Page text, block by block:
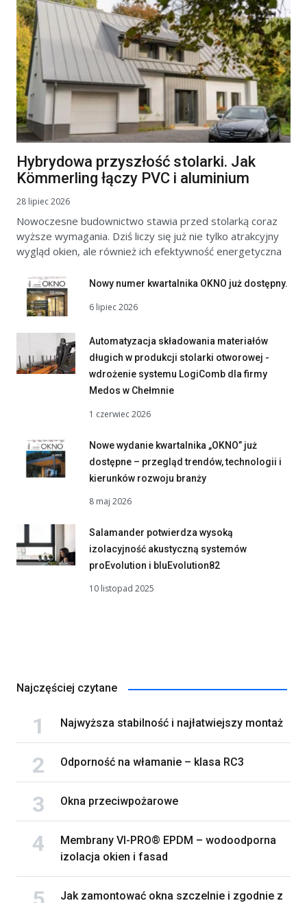
Hybrydowa przyszłość stolarki. Jak
Kömmerling łączy PVC i aluminium
28 lipiec 2026
Nowoczesne budownictwo stawia przed stolarką coraz
wyższe wymagania. Dziś liczy się już nie tylko atrakcyjny
wygląd okien, ale również ich efektywność energetyczna
Nowy numer kwartalnika OKNO już dostępny.
6 lipiec 2026
Automatyzacja składowania materiałów
długich w produkcji stolarki otworowej -
wdrożenie systemu LogiComb dla firmy
Medos w Chełmnie
1 czerwiec 2026
Nowe wydanie kwartalnika „OKNO” już
dostępne – przegląd trendów, technologii i
kierunków rozwoju branży
8 maj 2026
Salamander potwierdza wysoką
izolacyjność akustyczną systemów
proEvolution i bluEvolution82
10 listopad 2025
Najczęściej czytane
Najwyższa stabilność i najłatwiejszy montaż
Odporność na włamanie – klasa RC3
Okna przeciwpożarowe
Membrany VI-PRO® EPDM – wodoodporna
izolacja okien i fasad
Jak zamontować okna szczelnie i zgodnie z